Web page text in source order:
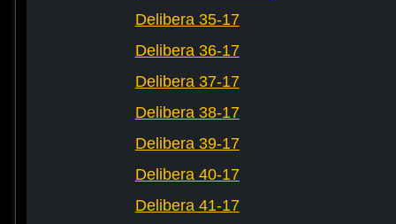
Delibera 35-17
Delibera 36-17
Delibera 37-17
Delibera 38-17
Delibera 39-17
Delibera 40-17
Delibera 41-17